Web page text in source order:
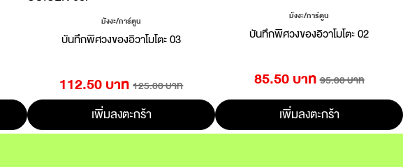
มังงะ/การ์ตูน
บันทึกพิศวงของอิวาโมโตะ 03
112.50 บาท 125.00 บาท
เพิ่มลงตะกร้า
มังงะ/การ์ตูน
บันทึกพิศวงของอิวาโมโตะ 02
85.50 บาท 95.00 บาท
เพิ่มลงตะกร้า